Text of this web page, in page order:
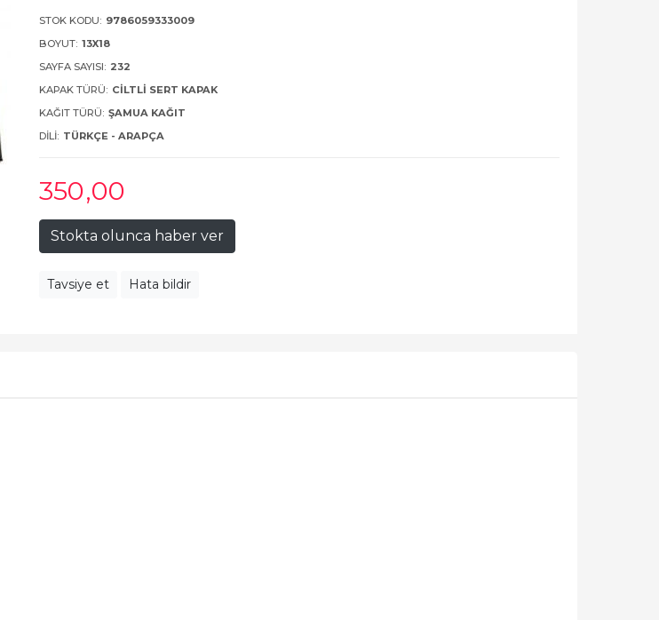
STOK KODU: 9786059333009
BOYUT: 13X18
SAYFA SAYISI: 232
KAPAK TÜRÜ: CILTLI SERT KAPAK
KAĞIT TÜRÜ: ŞAMUA KAĞIT
DILI: TÜRKÇE - ARAPÇA
350,00
Stokta olunca haber ver
Tavsiye et Hata bildir